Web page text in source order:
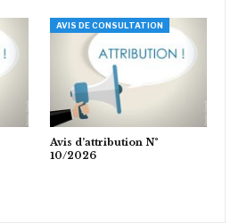
AVIS DE CONSULTATION
Avis d’attribution N°
10/2026